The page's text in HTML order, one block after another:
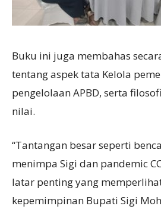
Buku ini juga membahas
tentang aspek tata Kelola
pengelolaan APBD, serta
nilai.
“Tantangan besar seperti
menimpa Sigi dan pandemic
latar penting yang
kepemimpinan Bupati Sigi